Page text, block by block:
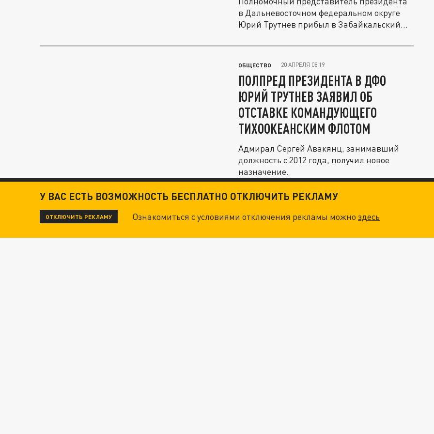
в Дальневосточном федеральном округе
Юрий Трутнев прибыл в Забайкальский...
ОБЩЕСТВО 20 АПРЕЛЯ 08:19
ПОЛПРЕД ПРЕЗИДЕНТА В ДФО
ЮРИЙ ТРУТНЕВ ЗАЯВИЛ ОБ
ОТСТАВКЕ КОМАНДУЮЩЕГО
ТИХООКЕАНСКИМ ФЛОТОМ
Адмирал Сергей Авакянц, занимавший
должность с 2012 года, получил новое
назначение.
У ВАС ЕСТЬ ВОЗМОЖНОСТЬ БЕСПЛАТНО ОТКЛЮЧИТЬ РЕКЛАМУ
ОТКЛЮЧИТЬ РЕКЛАМУ Ознакомиться с условиями отключения рекламы можноздесь